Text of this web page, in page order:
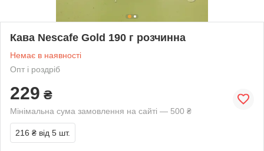
Кава Nescafe Gold 190 г розчинна
Немає в наявності
Опт і роздріб
229 ₴
Мінімальна сума замовлення на сайті — 500 ₴
216 ₴ від 5 шт.